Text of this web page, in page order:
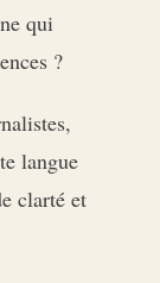
qui
?
langue
clarté et